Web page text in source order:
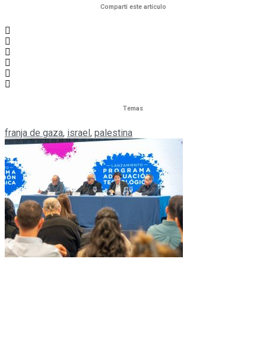
Compartí este artículo
Temas
franja de gaza, israel, palestina